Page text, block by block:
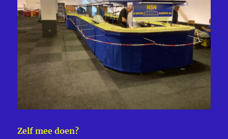
Zelf mee doen?